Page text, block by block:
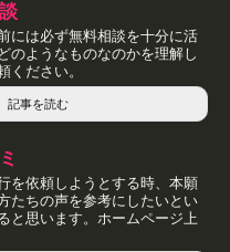
には必ず無料相談を十分に活
のようなものなのかを理解し
ください。
記事を読む
を依頼しようとする時、本願
たちの声を参考にしたいとい
と思います。ホームページ上